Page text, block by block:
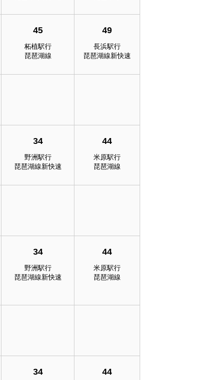
45
柘植駅行
琵琶湖線
49
長浜駅行
琵琶湖線新快速
34
野洲駅行
琵琶湖線新快速
44
米原駅行
琵琶湖線
34
野洲駅行
琵琶湖線新快速
44
米原駅行
琵琶湖線
34 44